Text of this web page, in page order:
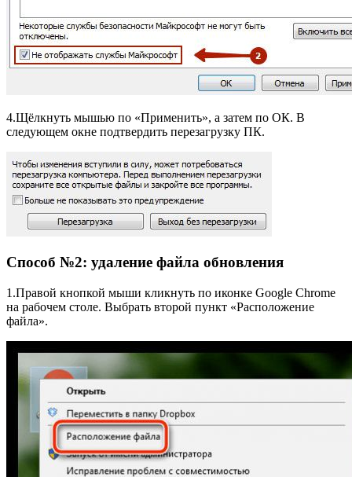
4.Щёлкнуть мышью по «Применить», а затем по ОК. В
следующем окне подтвердить перезагрузку ПК.
Способ №2: удаление файла обновления
1.Правой кнопкой мыши кликнуть по иконке Google Chrome
на рабочем столе. Выбрать второй пункт «Расположение
файла».